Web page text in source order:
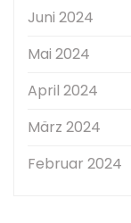
Juni 2024
Mai 2024
April 2024
März 2024
Februar 2024